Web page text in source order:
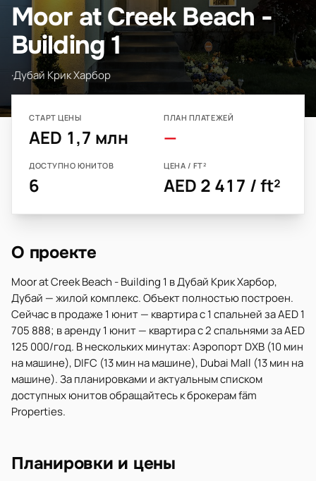
Moor at Creek Beach -
Building 1
·Дубай Крик Харбор
СТАРТ ЦЕНЫ
AED 1,7 млн
ПЛАН ПЛАТЕЖЕЙ
—
ДОСТУПНО ЮНИТОВ
6
ЦЕНА / FT²
AED 2 417 / ft²
О проекте
Moor at Creek Beach - Building 1 в Дубай Крик Харбор,
Дубай — жилой комплекс. Объект полностью построен.
Сейчас в продаже 1 юнит — квартира с 1 спальней за AED 1
705 888; в аренду 1 юнит — квартира с 2 спальнями за AED
125 000/год. В нескольких минутах: Аэропорт DXB (10 мин
на машине), DIFC (13 мин на машине), Dubai Mall (13 мин на
машине). За планировками и актуальным списком
доступных юнитов обращайтесь к брокерам fäm
Properties.
Планировки и цены